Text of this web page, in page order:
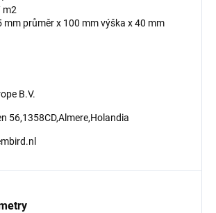
m2
mm průměr x 100 mm výška x 40 mm
B.V.
56,1358CD,Almere,Holandia